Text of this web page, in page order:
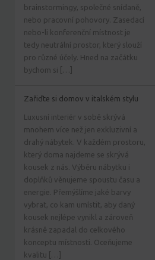
brainstormingy, společné snídaně,
nebo pracovní pohovory. Zasedací
nebo-li konferenční místnost je
tedy neutrální prostor, který slouží
pro různé účely. Hned na začátku
bychom si […]
Zařiďte si domov v italském stylu
Luxusní interiér v sobě skrývá
mnohem více než jen exkluzivní a
drahý nábytek. V každém prostoru,
který doma najdeme se skrývá
kousek z nás. Výběru nábytku i
doplňků věnujeme spoustu času a
energie. Přemýšlíme jaké barvy
vybrat, co kam umístit, aby daný
kousek nejlépe vynikl a zároveň
krásně zapadal do celkového
konceptu místnosti. Oceňujeme
kvalitu […]